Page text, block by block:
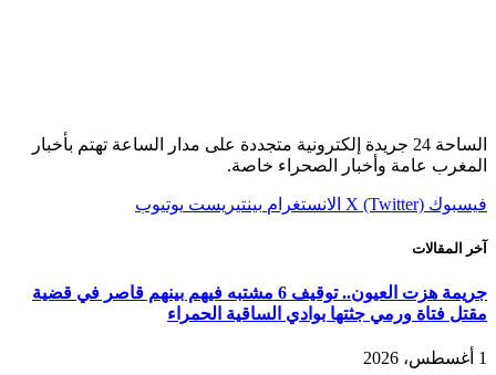
الساحة 24 جريدة إلكترونية متجددة على مدار الساعة تهتم بأخبار
المغرب عامة وأخبار الصحراء خاصة.
فيسبوك X (Twitter) الانستغرام بينتيريست يوتيوب
آخر المقالات
جريمة هزت العيون.. توقيف 6 مشتبه فيهم بينهم قاصر في قضية
مقتل فتاة ورمي جثتها بوادي الساقية الحمراء
1 أغسطس، 2026